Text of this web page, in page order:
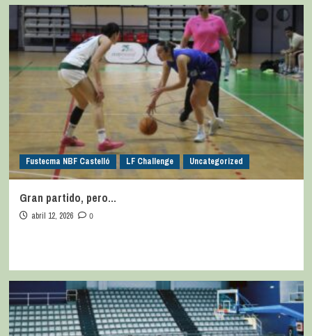
Fustecma NBF Castelló LF Challenge Uncategorized
Gran partido, pero…
abril 12, 2026 0